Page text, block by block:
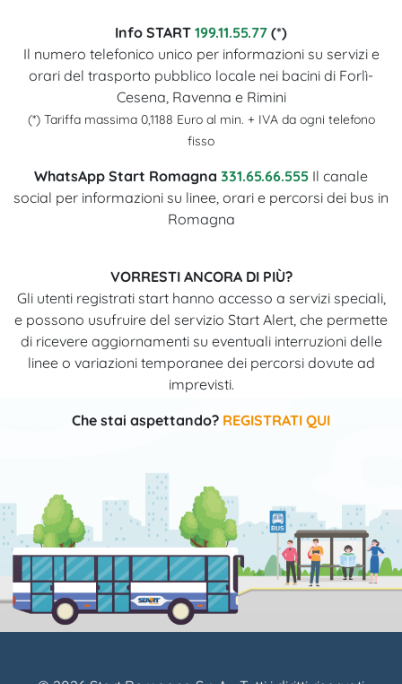
Info START 199.11.55.77 (*)
Il numero telefonico unico per informazioni su servizi e
orari del trasporto pubblico locale nei bacini di Forlì-
Cesena, Ravenna e Rimini
(*) Tariffa massima 0,1188 Euro al min. + IVA da ogni telefono
fisso
WhatsApp Start Romagna 331.65.66.555 Il canale
social per informazioni su linee, orari e percorsi dei bus in
Romagna
VORRESTI ANCORA DI PIÙ?
Gli utenti registrati start hanno accesso a servizi speciali,
e possono usufruire del servizio Start Alert, che permette
di ricevere aggiornamenti su eventuali interruzioni delle
linee o variazioni temporanee dei percorsi dovute ad
imprevisti.
Che stai aspettando? REGISTRATI QUI